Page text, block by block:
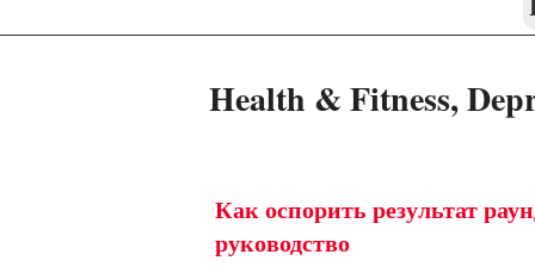
Health & Fitness,
Как оспорить результат
руководство